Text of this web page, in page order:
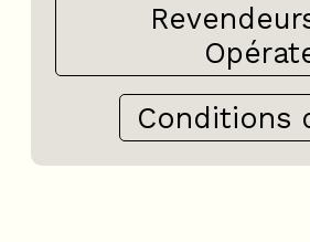
Conditions